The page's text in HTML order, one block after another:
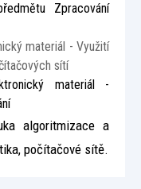
Zpracování
materiál - Využití
sítí
materiál -
algoritmizace a
počítačové sítě.